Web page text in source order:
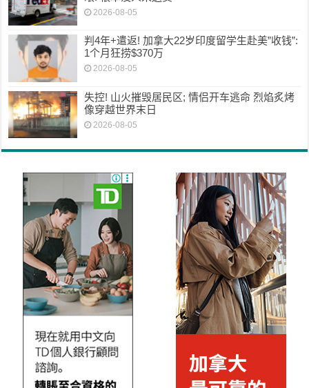
2026-08-05
判4年+遣返! 加拿大22岁印度留学生赴美”收钱”:
1个月狂捞$370万
2026-08-05
失控! 山火摧毁居民区; 情侣开车逃命 烈焰炙烤
像穿越世界末日
2026-08-05